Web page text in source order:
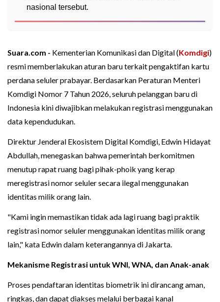
nasional tersebut.
Suara.com - Kementerian Komunikasi dan Digital (Komdigi)
resmi memberlakukan aturan baru terkait pengaktifan kartu
perdana seluler prabayar. Berdasarkan Peraturan Menteri
Komdigi Nomor 7 Tahun 2026, seluruh pelanggan baru di
Indonesia kini diwajibkan melakukan registrasi menggunakan
data kependudukan.
Direktur Jenderal Ekosistem Digital Komdigi, Edwin Hidayat
Abdullah, menegaskan bahwa pemerintah berkomitmen
menutup rapat ruang bagi pihak-phoik yang kerap
meregistrasi nomor seluler secara ilegal menggunakan
identitas milik orang lain.
"Kami ingin memastikan tidak ada lagi ruang bagi praktik
registrasi nomor seluler menggunakan identitas milik orang
lain," kata Edwin dalam keterangannya di Jakarta.
Mekanisme Registrasi untuk WNI, WNA, dan Anak-anak
Proses pendaftaran identitas biometrik ini dirancang aman,
ringkas, dan dapat diakses melalui berbagai kanal